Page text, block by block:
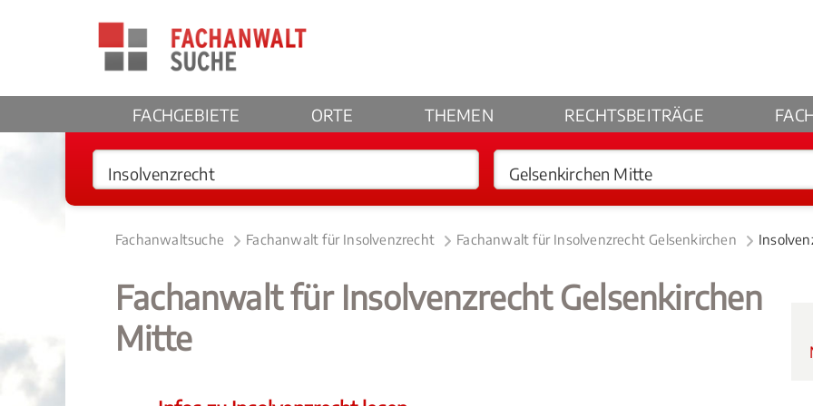
FACHGEBIETE ORTE THEMEN RECHTSBEITRÄGE
Fachanwaltsuche Fachanwalt für Insolvenzrecht Fachanwalt für Insolvenzrecht Gelsenkirchen
Fachanwalt für Insolvenzrecht Gelsenkirchen
Mitte